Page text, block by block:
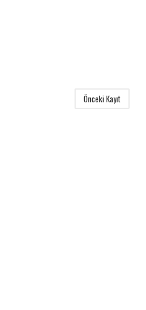
Önceki Kayıt